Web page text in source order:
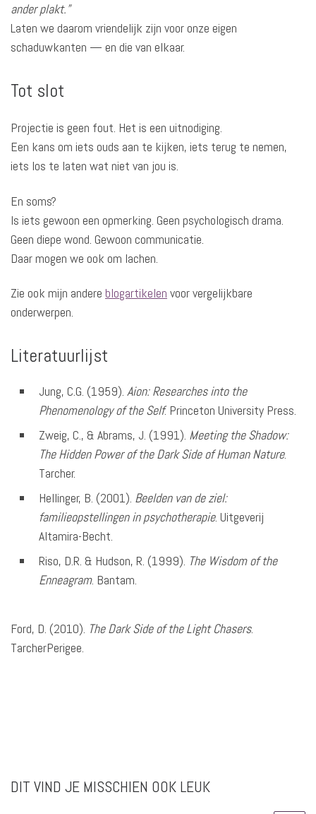
ander plakt.”
Laten we daarom vriendelijk zijn voor onze eigen
schaduwkanten — en die van elkaar.
Tot slot
Projectie is geen fout. Het is een uitnodiging.
Een kans om iets ouds aan te kijken, iets terug te nemen,
iets los te laten wat niet van jou is.
En soms?
Is iets gewoon een opmerking. Geen psychologisch drama.
Geen diepe wond. Gewoon communicatie.
Daar mogen we ook om lachen.
Zie ook mijn andere blogartikelen voor vergelijkbare
onderwerpen.
Literatuurlijst
Jung, C.G. (1959). Aion: Researches into the
Phenomenology of the Self. Princeton University Press.
Zweig, C., & Abrams, J. (1991). Meeting the Shadow:
The Hidden Power of the Dark Side of Human Nature.
Tarcher.
Hellinger, B. (2001). Beelden van de ziel:
familieopstellingen in psychotherapie. Uitgeverij
Altamira-Becht.
Riso, D.R. & Hudson, R. (1999). The Wisdom of the
Enneagram. Bantam.
Ford, D. (2010). The Dark Side of the Light Chasers.
TarcherPerigee.
DIT VIND JE MISSCHIEN OOK LEUK